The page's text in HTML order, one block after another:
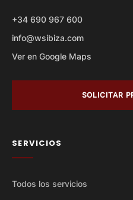
+34 690 967 600
info@wsibiza.com
Ver en Google Maps
SOLICITAR
SERVICIOS
Todos los servicios